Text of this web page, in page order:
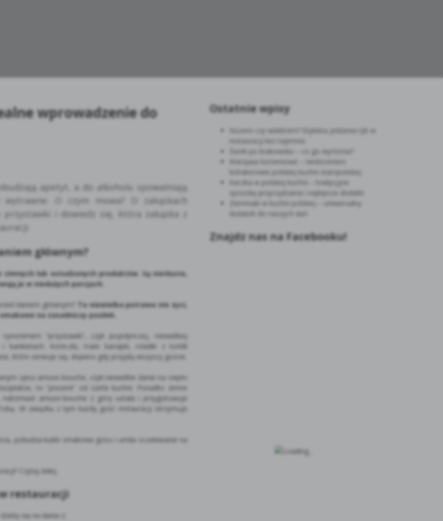
wprowadzenie do
apetyt, a do alkoholu spowalniają
O czym mowa? O zakąskach
przystawki i dowiedz się, która zakąska z
głównym?
lub ostudzonych produktów. Są nietłuste,
je w niedużych porcjach.
daniem głównym?
Ta niewielka potrawa nie syci,
na zasadniczy posiłek.
“przystawki”, czyli pojedynczej, niewielkiej
bankietach. Koreczki, małe kanapki, roladki z tortilli
które serwuje się, dopiero gdy przyjdą wszyscy goście.
zjesz amuse-bouche, czyli niewielkie danie na ciepło
to “prezent” od szefa kuchni. Ponadto zimne
amuse-bouche z góry ustala i przygotowuje
W związku z tym każdy gość restauracji otrzymuje
pobudza kubki smakowe gości i umila oczekiwanie na
Czytaj dalej.
restauracji
się na dania z:
Ostatnie wpisy
Nożem czy widelcem? Etykieta jedzenia ryb w
restauracji bez tajemnic
Żurek po krakowsku – co go wyróżnia?
Warzywa korzeniowe – niedocenieni
bohaterowie polskiej kuchni staropolskiej
Kaczka w polskiej kuchni – tradycyjne
sposoby przyrządzania i najlepsze dodatki
Ziemniaki w kuchni polskiej – uniwersalny
dodatek do naszych dań
Znajdz nas na Facebooku!